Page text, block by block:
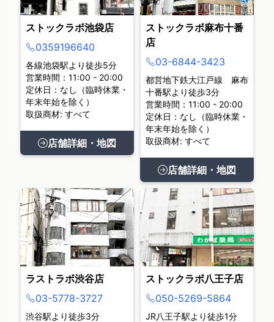
ストックラボ池袋店
0359196640
各線池袋駅より徒歩5分
営業時間：11:00 - 20:00
定休日：なし（臨時休業・
年末年始を除く）
取扱商材: すべて
店舗詳細・地図
ストックラボ麻布十番
店
03-6844-3423
都営地下鉄大江戸線 麻布
十番駅より徒歩3分
営業時間：11:00 - 20:00
定休日：なし（臨時休業・
年末年始を除く）
取扱商材: すべて
店舗詳細・地図
ラストラボ渋谷店
03-5778-3727
渋谷駅より徒歩3分
ストックラボ八王子店
050-5269-5864
JR八王子駅より徒歩1分